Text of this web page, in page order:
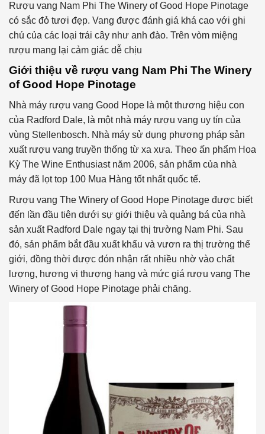
Rượu vang Nam Phi The Winery of Good Hope Pinotage
có sắc đỏ tươi đẹp. Vang được đánh giá khá cao với ghi
chú của các loại trái cây như anh đào. Trên vòm miệng
rượu mang lại cảm giác dễ chịu
Giới thiệu về rượu vang Nam Phi The Winery
of Good Hope Pinotage
Nhà máy rượu vang Good Hope là một thương hiệu con
của Radford Dale, là một nhà máy rượu vang uy tín của
vùng Stellenbosch. Nhà máy sử dụng phương pháp sản
xuất rượu vang truyền thống từ xa xưa. Theo ấn phẩm Hoa
Kỳ The Wine Enthusiast năm 2006, sản phẩm của nhà
máy đã lọt top 100 Mua Hàng tốt nhất quốc tế.
Rượu vang The Winery of Good Hope Pinotage được biết
đến lần đầu tiên dưới sự giới thiệu và quảng bá của nhà
sản xuất Radford Dale ngay tại thị trường Nam Phi. Sau
đó, sản phẩm bắt đầu xuất khẩu và vươn ra thị trường thế
giới, đồng thời được đón nhận rất nhiều nhờ vào chất
lượng, hương vị thượng hạng và mức giá rượu vang The
Winery of Good Hope Pinotage phải chăng.